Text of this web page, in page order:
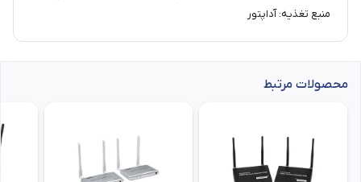
منبع تغذیه: آداپتور
محصولات مرتبط